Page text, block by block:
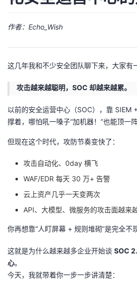
者
我
的
博
客
我
的
论
我
的
子
我
直
的
我
发
者
学
堂
我
课
的
我
Programs
的
支
持
我
的
术
支
我
云
声
作者：Echo_Wish
这几年我和不少安全团队聊下来，大家有
攻击越来越聪明，SOC 却越来越累。
以前的安全运营中心（SOC），靠 SIEM
撑着，哪怕吼一嗓子“加机器！”也能顶一阵
但现在这个时代，攻防节奏变快了：
攻击自动化、0day 横飞
WAF/EDR 每天 30 万+ 告警
云上资产几乎一天变两次
API、大模型、微服务的攻击面越来
你再想靠“人盯屏幕 + 规则堆砌”是完全不
这就是为什么越来越多企业开始谈 SOC
心。
今天，我就带着你一步一步讲清楚：